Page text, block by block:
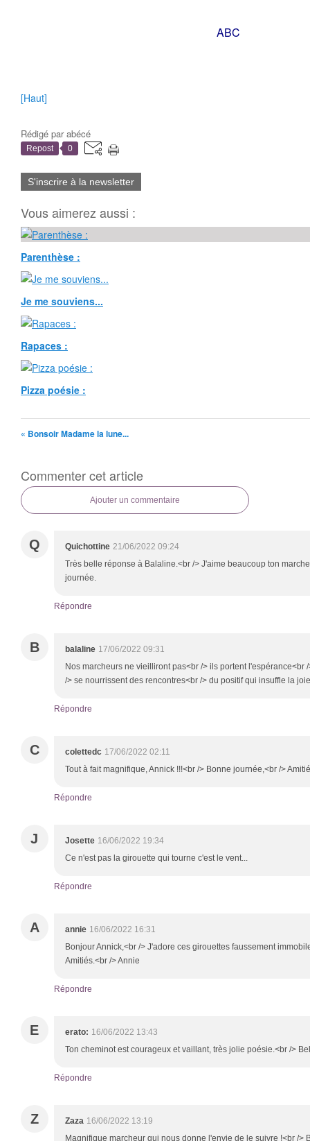
ABC
[Haut]
Rédigé parabécé
Repost 0
S'inscrire à la newsletter
Vous aimerez aussi :
Parenthèse :
Je me souviens...
Rapaces :
Pizza poésie :
« Bonsoir Madame la lune...
Commenter cet article
Ajouter un commentaire
Q Quichottine 21/06/2022 09:24
Très belle réponse à Balaline.<br /> J'aime beaucoup ton
journée.
Répondre
B balaline 17/06/2022 09:31
Nos marcheurs ne vieilliront pas<br /> ils portent l'espérance<br
/> se nourrissent des rencontres<br /> du positif qui insuffle la
Répondre
C colettedc 17/06/2022 02:11
Tout à fait magnifique, Annick !!!<br /> Bonne journée,<br />
Répondre
J Josette 16/06/2022 19:34
Ce n'est pas la girouette qui tourne c'est le vent...
Répondre
A annie 16/06/2022 16:31
Bonjour Annick,<br /> J'adore ces girouettes faussement
Amitiés.<br /> Annie
Répondre
E erato: 16/06/2022 13:43
Ton cheminot est courageux et vaillant, très jolie poésie.<br />
Répondre
Z Zaza 16/06/2022 13:19
Magnifique marcheur qui nous donne l'envie de le suivre !<br />